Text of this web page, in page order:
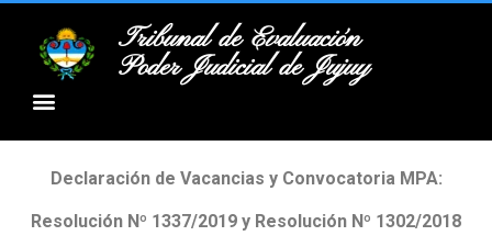
Tribunal de Evaluación
Poder Judicial de Jujuy
Declaración de Vacancias y Convocatoria MPA:
Resolución Nº 1337/2019 y Resolución Nº 1302/2018